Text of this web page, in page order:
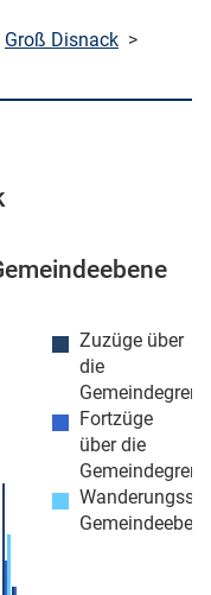
Groß Disnack >
Zuzüge über
die
Fortzüge
über die